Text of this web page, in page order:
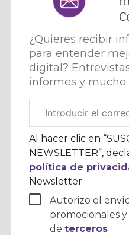
¿Quieres recibir
para entender
digital?
informes y mucho
electrónico
corporativo
Al hacer clic en
NEWSLETTER”,
política de
Newsletter
Autorizo el
promocionales
deterceros